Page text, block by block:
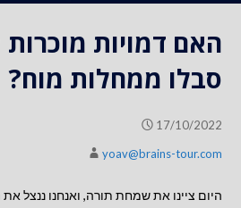
האם דמויות
סבלו ממחלות מוח?
17/10/2022
yoav@brains-tour.com
היום ציינו את שמחת תורה, ואנחנו ננצל